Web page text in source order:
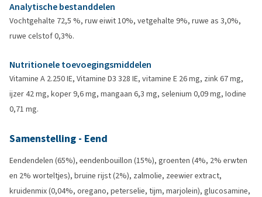
Analytische bestanddelen
Vochtgehalte 72,5 %, ruw eiwit 10%, vetgehalte 9%, ruwe as 3,0%,
ruwe celstof 0,3%.
Nutritionele toevoegingsmiddelen
Vitamine A 2.250 IE, Vitamine D3 328 IE, vitamine E 26 mg, zink 67 mg,
ijzer 42 mg, koper 9,6 mg, mangaan 6,3 mg, selenium 0,09 mg, Iodine
0,71 mg.
Samenstelling - Eend
Eendendelen (65%), eendenbouillon (15%), groenten (4%, 2% erwten
en 2% worteltjes), bruine rijst (2%), zalmolie, zeewier extract,
kruidenmix (0,04%, oregano, peterselie, tijm, marjolein), glucosamine,